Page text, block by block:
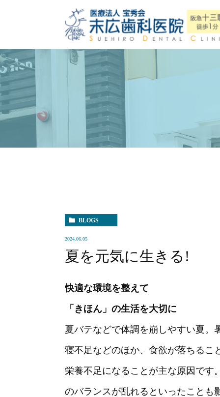
BLOGS
2024.06.05
夏を元気に生きる!
快適な環境を整えて
「きほん」の生活を大切に
夏バテなどで体調を崩しやすい夏。
寝不足などのほか、食欲が落ちるこ
栄養不足になることが主な原因です
のバランスが乱れるといったことも